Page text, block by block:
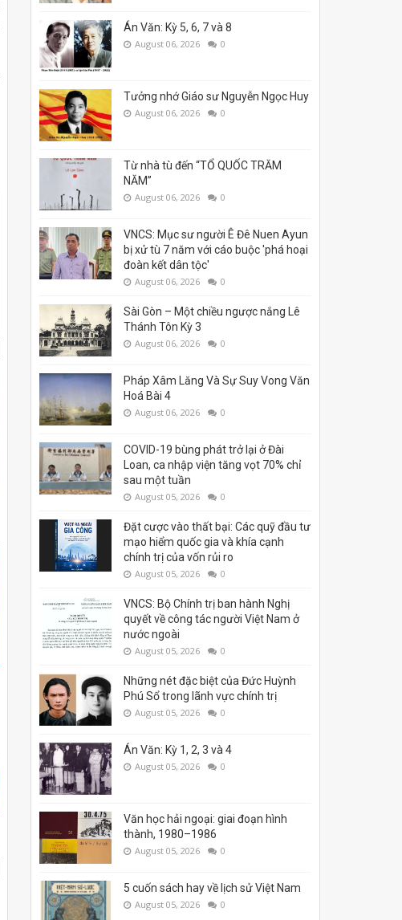
Án Văn: Kỳ 5, 6, 7 và 8
August 06, 2026 0
Tưởng nhớ Giáo sư Nguyễn Ngọc Huy
August 06, 2026 0
Từ nhà tù đến “TỔ QUỐC TRĂM
NĂM”
August 06, 2026 0
VNCS: Mục sư người Ê Đê Nuen Ayun
bị xử tù 7 năm với cáo buộc 'phá hoại
đoàn kết dân tộc'
August 06, 2026 0
Sài Gòn – Một chiều ngược nắng Lê
Thánh Tôn Kỳ 3
August 06, 2026 0
Pháp Xâm Lăng Và Sự Suy Vong Văn
Hoá Bài 4
August 06, 2026 0
COVID-19 bùng phát trở lại ở Đài
Loan, ca nhập viện tăng vọt 70% chỉ
sau một tuần
August 05, 2026 0
Đặt cược vào thất bại: Các quỹ đầu tư
mạo hiểm quốc gia và khía cạnh
chính trị của vốn rủi ro
August 05, 2026 0
VNCS: Bộ Chính trị ban hành Nghị
quyết về công tác người Việt Nam ở
nước ngoài
August 05, 2026 0
Những nét đặc biệt của Đức Huỳnh
Phú Sổ trong lãnh vực chính trị
August 05, 2026 0
Án Văn: Kỳ 1, 2, 3 và 4
August 05, 2026 0
Văn học hải ngoại: giai đoạn hình
thành, 1980–1986
August 05, 2026 0
5 cuốn sách hay về lịch sử Việt Nam
August 05, 2026 0